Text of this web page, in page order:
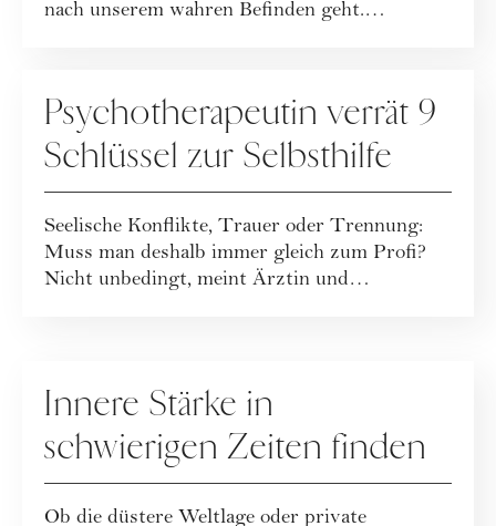
nach unserem wahren Befinden geht.
Psychotherapeutin verrät 9
Schlüssel zur Selbsthilfe
Seelische Konflikte, Trauer oder Trennung:
Muss man deshalb immer gleich zum Profi?
Nicht unbedingt, meint Ärztin und
Innere Stärke in
schwierigen Zeiten finden
Ob die düstere Weltlage oder private